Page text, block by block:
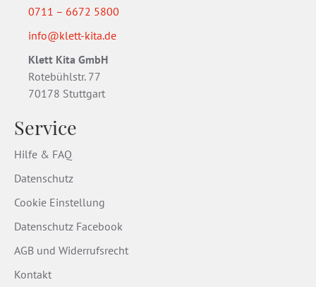
0711 – 6672 5800
info@klett-kita.de
Klett Kita GmbH
Rotebühlstr. 77
70178 Stuttgart
Service
Hilfe & FAQ
Datenschutz
Cookie Einstellung
Datenschutz Facebook
AGB und Widerrufsrecht
Kontakt